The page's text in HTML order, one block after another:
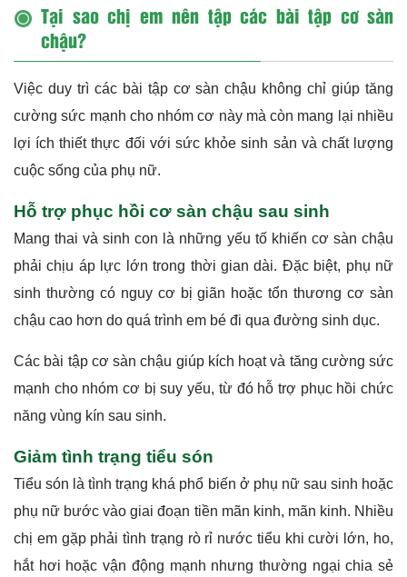
Tại sao chị em nên tập các bài tập cơ sàn
chậu?
Việc duy trì các bài tập cơ sàn chậu không chỉ giúp tăng
cường sức mạnh cho nhóm cơ này mà còn mang lại nhiều
lợi ích thiết thực đối với sức khỏe sinh sản và chất lượng
cuộc sống của phụ nữ.
Hỗ trợ phục hồi cơ sàn chậu sau sinh
Mang thai và sinh con là những yếu tố khiến cơ sàn chậu
phải chịu áp lực lớn trong thời gian dài. Đặc biệt, phụ nữ
sinh thường có nguy cơ bị giãn hoặc tổn thương cơ sàn
chậu cao hơn do quá trình em bé đi qua đường sinh dục.
Các bài tập cơ sàn chậu giúp kích hoạt và tăng cường sức
mạnh cho nhóm cơ bị suy yếu, từ đó hỗ trợ phục hồi chức
năng vùng kín sau sinh.
Giảm tình trạng tiểu són
Tiểu són là tình trạng khá phổ biến ở phụ nữ sau sinh hoặc
phụ nữ bước vào giai đoạn tiền mãn kinh, mãn kinh. Nhiều
chị em gặp phải tình trạng rò rỉ nước tiểu khi cười lớn, ho,
hắt hơi hoặc vận động mạnh nhưng thường ngại chia sẻ